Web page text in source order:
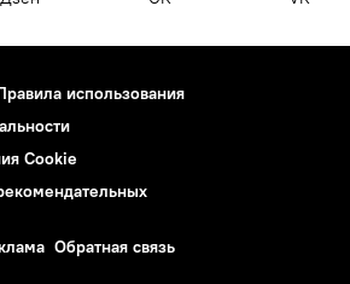
использования
Cookie
Обратная связь